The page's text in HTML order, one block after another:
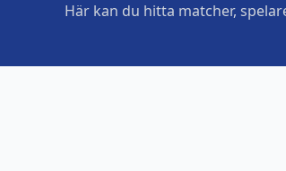
Här kan du hitta matcher,